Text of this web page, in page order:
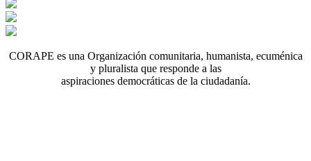
CORAPE es una Organización comunitaria, humanista, ecuménica
y pluralista que responde a las
aspiraciones democráticas de la ciudadanía.